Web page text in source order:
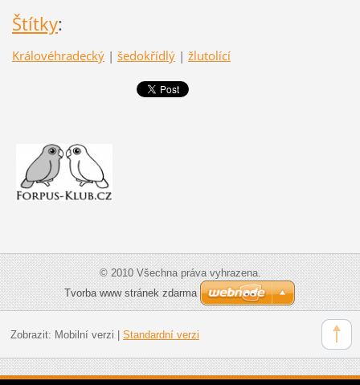
Štítky:
Královéhradecký | šedokřídlý | žlutolící
© 2010 Všechna práva vyhrazena.
Tvorba www stránek zdarma
Zobrazit: Mobilní verzi Standardní verzi